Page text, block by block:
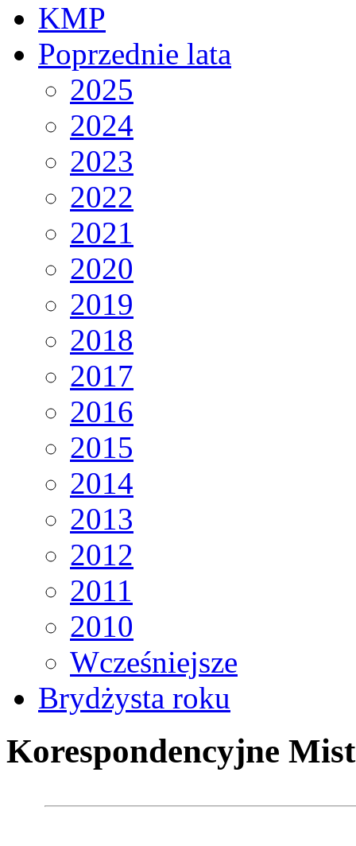
KMP
Poprzednie lata
2025
2024
2023
2022
2021
2020
2019
2018
2017
2016
2015
2014
2013
2012
2011
2010
Wcześniejsze
Brydżysta roku
Korespondencyjne